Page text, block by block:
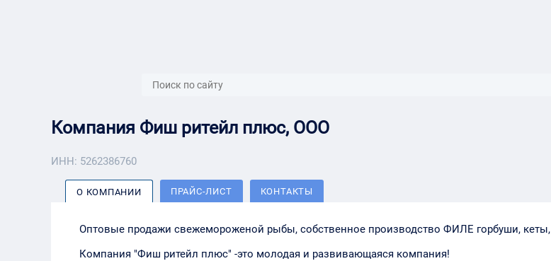
Компания Фиш ритейл плюс, ООО
ИНН: 5262386760
О КОМПАНИИ ПРАЙС-ЛИСТ КОНТАКТЫ
Оптовые продажи свежемороженой рыбы, собственное производство ФИЛЕ горбуши, кеты,
Компания "Фиш ритейл плюс" -это молодая и развивающаяся компания!